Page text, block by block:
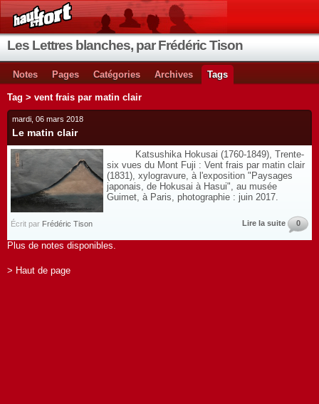
Les Lettres blanches, par Frédéric Tison
Notes Pages Catégories Archives Tags
Tag > vent frais par matin clair
mardi, 06 mars 2018
Le matin clair
Katsushika Hokusai (1760-1849), Trente-
six vues du Mont Fuji : Vent frais par matin clair
(1831), xylogravure, à l'exposition "Paysages
japonais, de Hokusai à Hasui", au musée
Guimet, à Paris, photographie : juin 2017.
Écrit par Frédéric Tison Lire la suite 0
Plus de notes disponibles.
> Haut de page